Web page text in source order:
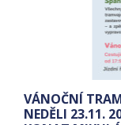
VÁNOČNÍ
NEDĚLI 23.11.